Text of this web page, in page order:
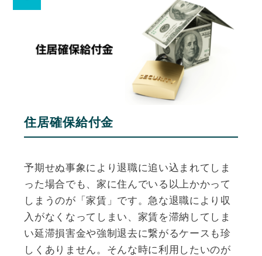
住居確保給付金
予期せぬ事象により退職に追い込まれてしま
った場合でも、家に住んでいる以上かかって
しまうのが「家賃」です。急な退職により収
入がなくなってしまい、家賃を滞納してしま
い延滞損害金や強制退去に繋がるケースも珍
しくありません。そんな時に利用したいのが